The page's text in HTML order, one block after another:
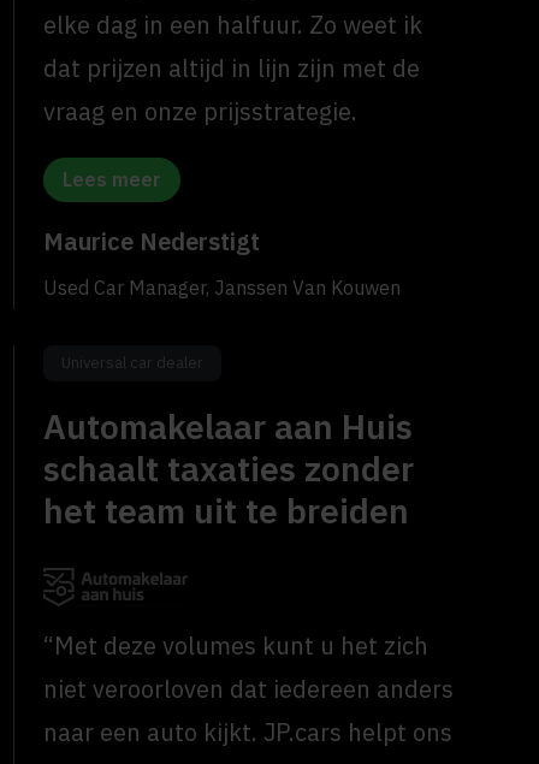
elke dag in een halfuur. Zo weet ik
dat prijzen altijd in lijn zijn met de
vraag en onze prijsstrategie.
Lees meer
Maurice Nederstigt
Used Car Manager, Janssen Van Kouwen
Universal car dealer
Automakelaar aan Huis
schaalt taxaties zonder
het team uit te breiden
“Met deze volumes kunt u het zich
niet veroorloven dat iedereen anders
naar een auto kijkt. JP.cars helpt ons